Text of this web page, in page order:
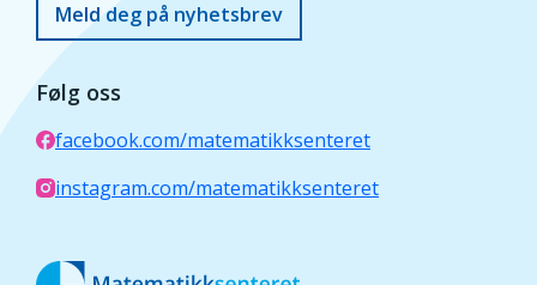
Meld deg på nyhetsbrev
Følg oss
facebook.com/matematikksenteret
instagram.com/matematikksenteret